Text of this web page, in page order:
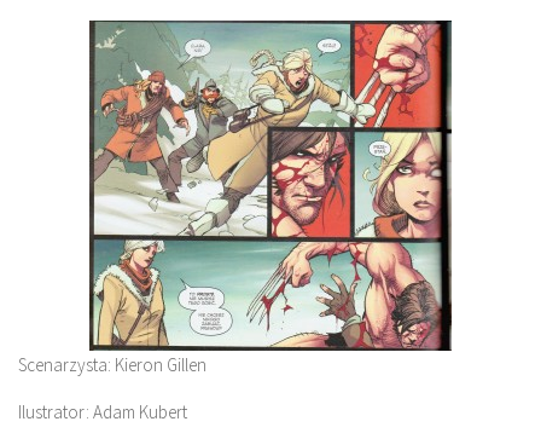
Scenarzysta: Kieron Gillen
Ilustrator: Adam Kubert